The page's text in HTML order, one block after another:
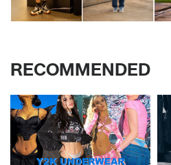
RECOMMENDED